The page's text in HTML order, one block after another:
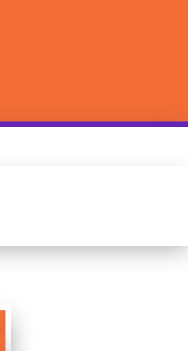
1000 დეტალიანი